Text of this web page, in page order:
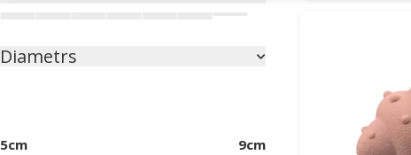
Diametrs
5cm 9cm